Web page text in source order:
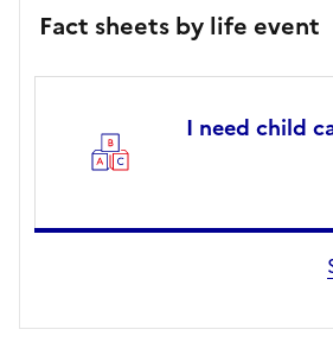
Fact sheets by life event
I need child